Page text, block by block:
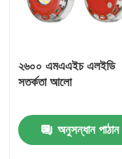
২৬০০ এমএএইচ এলইডি
সতর্কতা আলো
অনুসন্ধান পাঠান